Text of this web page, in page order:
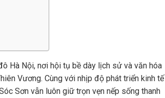
Hà Nội, nơi hội tụ bề dày lịch sử và văn hóa
Vương. Cùng với nhịp độ phát triển kinh tế
Sơn vẫn luôn giữ trọn vẹn nếp sống thanh